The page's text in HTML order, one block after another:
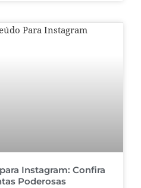
Instagram: Confira
Poderosas